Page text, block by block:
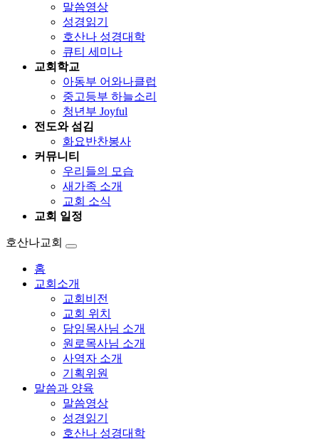
말씀영상
성경읽기
호산나 성경대학
큐티 세미나
교회학교
아동부 어와나클럽
중고등부 하늘소리
청년부 Joyful
전도와 섬김
화요반찬봉사
커뮤니티
우리들의 모습
새가족 소개
교회 소식
교회 일정
호산나교회
홈
교회소개
교회비전
교회 위치
담임목사님 소개
원로목사님 소개
사역자 소개
기획위원
말씀과 양육
말씀영상
성경읽기
호산나 성경대학